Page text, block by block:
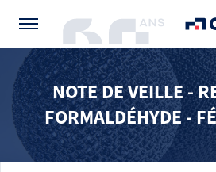
NOTE DE VEILLE -
FORMALDÉHYDE -